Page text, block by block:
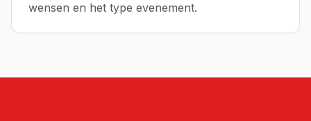
wensen en het type evenement.